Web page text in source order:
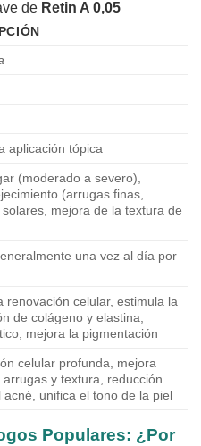
de Retin A 0,05
aplicación tópica
(moderado a severo),
(arrugas finas,
mejora de la textura de
una vez al día por
renovación celular, estimula la
de colágeno y elastina,
mejora la pigmentación
celular profunda, mejora
arrugas y textura, reducción
acné, unifica el tono de la piel
Populares: ¿Por